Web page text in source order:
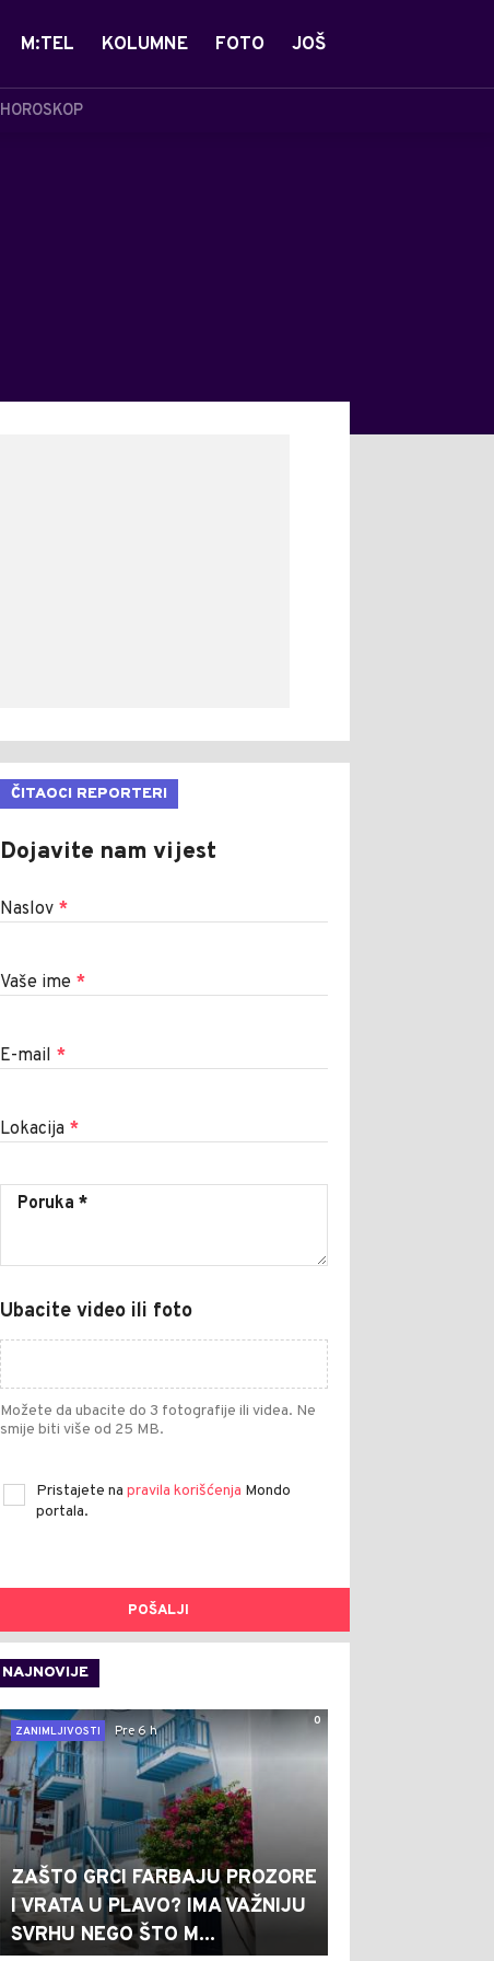
HOROSKOP
M:TEL KOLUMNE FOTO JOŠ
ČITAOCI REPORTERI
Dojavite nam vijest
Naslov *
Vaše ime *
E-mail *
Lokacija *
Ubacite video ili foto
Možete da ubacite do 3 fotografije ili videa. Ne
smije biti više od 25 MB.
Pristajete na pravila korišćenja Mondo
portala.
POŠALJI
NAJNOVIJE
0
ZANIMLJIVOSTI
Pre 6 h
ZAŠTO GRCI FARBAJU PROZORE
I VRATA U PLAVO? IMA VAŽNIJU
SVRHU NEGO ŠTO M...